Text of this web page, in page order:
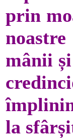
prin
mânii
la